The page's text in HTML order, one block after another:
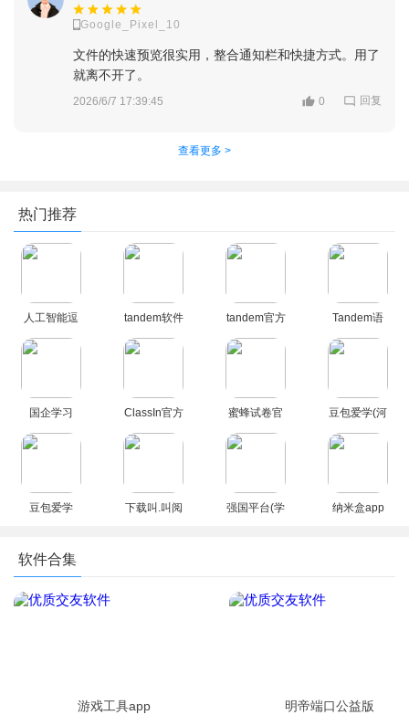
Google_Pixel_10
文件的快速预览很实用，整合通知栏和快捷方式。用了
就离不开了。
2026/6/7 17:39:45 0 回复
查看更多 >
热门推荐
人工智能逗
鲍app下载
安装最新版
tandem软件
官方下载
2026最新版
tandem官方
正版下载安
Tandem语
言交换软件
安卓最新版
国企学习
app官方手
ClassIn官方
免费下载最
蜜蜂试卷官
方正版2026
最新版
豆包爱学(河
马爱学)app
官方正版手
豆包爱学
下载叫.叫阅
强国平台(学
纳米盒app
软件合集
游戏工具app 明帝端口公益版